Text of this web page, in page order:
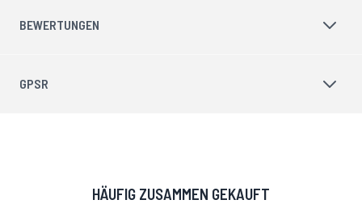
BEWERTUNGEN
GPSR
HÄUFIG ZUSAMMEN GEKAUFT